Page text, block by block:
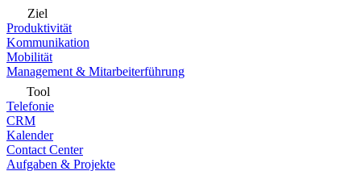
Ziel
Produktivität
Kommunikation
Mobilität
Management & Mitarbeiterführung
Tool
Telefonie
CRM
Kalender
Contact Center
Aufgaben & Projekte